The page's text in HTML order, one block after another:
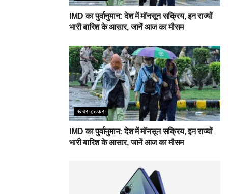
IMD का पुर्वानुमान: देश में मॉनसून सक्रिय, इन राज्यों
भारी बारिश के आसार, जानें आज का मौसम
खबर हटकर
IMD का पुर्वानुमान: देश में मॉनसून सक्रिय, इन राज्यों
भारी बारिश के आसार, जानें आज का मौसम